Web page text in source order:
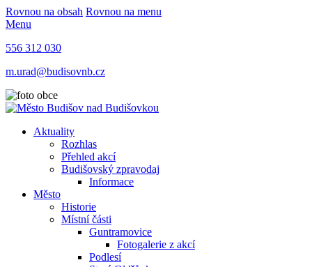
Rovnou na obsah Rovnou na menu
Menu
556 312 030
m.urad@budisovnb.cz
Aktuality
Rozhlas
Přehled akcí
Budišovský zpravodaj
Informace
Město
Historie
Místní části
Guntramovice
Fotogalerie z akcí
Podlesí